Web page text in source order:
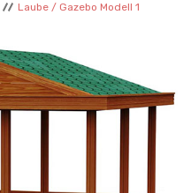
Laube / Gazebo Modell 1